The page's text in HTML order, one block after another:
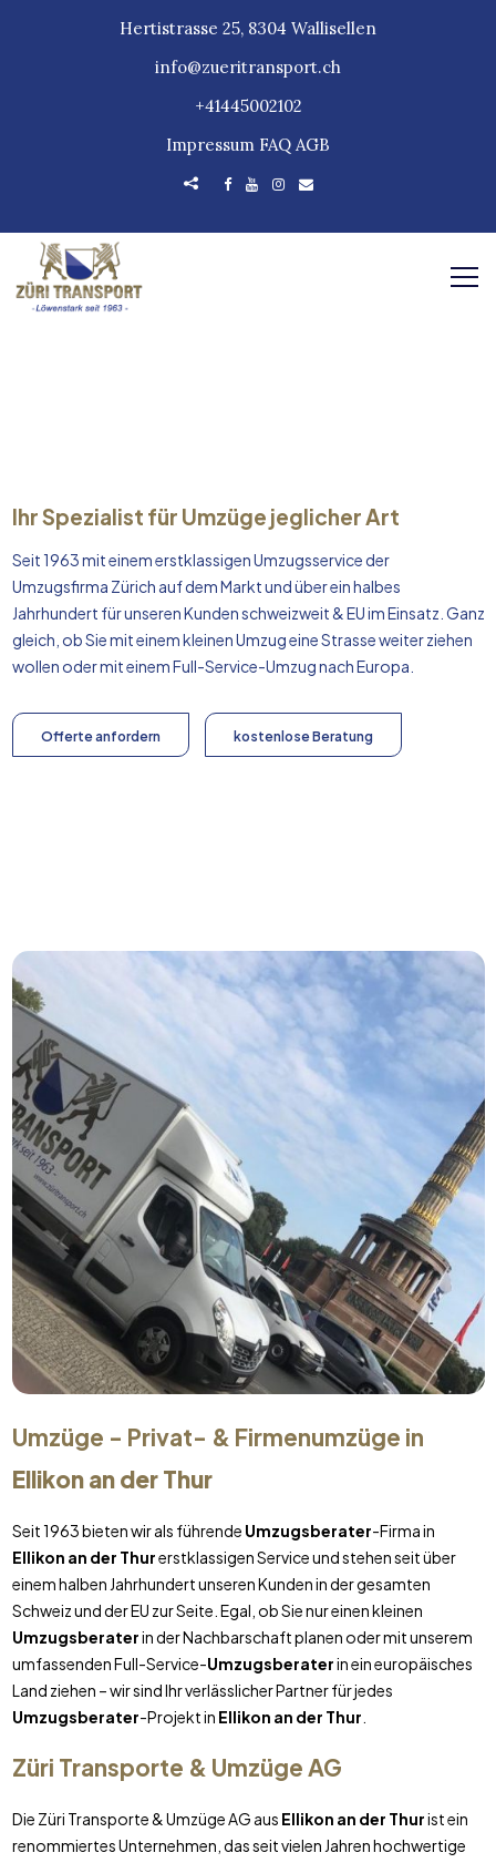
Hertistrasse 25, 8304 Wallisellen
info@zueritransport.ch
+41445002102
Impressum FAQ AGB
Ihr Spezialist für Umzüge jeglicher Art
Seit 1963 mit einem erstklassigen Umzugsservice der
Umzugsfirma Zürich auf dem Markt und über ein halbes
Jahrhundert für unseren Kunden schweizweit & EU im Einsatz. Ganz
gleich, ob Sie mit einem kleinen Umzug eine Strasse weiter ziehen
wollen oder mit einem Full-Service-Umzug nachEuropa
Offerte anfordern kostenlose Beratung
Umzüge - Privat- & Firmenumzüge in
Ellikon an der Thur
Seit 1963 bieten wir als führende Umzugsberater-Firma in
Ellikon an der Thurerstklassigen Service und stehen seit über
einem halben Jahrhundert unseren Kunden in der gesamten
Schweiz und der EU zur Seite. Egal, ob Sie nur einen kleinen
Umzugsberaterin der Nachbarschaft planen oder mit unserem
umfassenden Full-Service-Umzugsberaterin ein europäisches
Land ziehen – wir sind Ihr verlässlicher Partner für jedes
Umzugsberater-Projekt in Ellikon an der Thur
Züri Transporte & Umzüge AG
Die Züri Transporte & Umzüge AG aus Ellikon an der Thurist ein
renommiertes Unternehmen, das seit vielen Jahren hochwertige